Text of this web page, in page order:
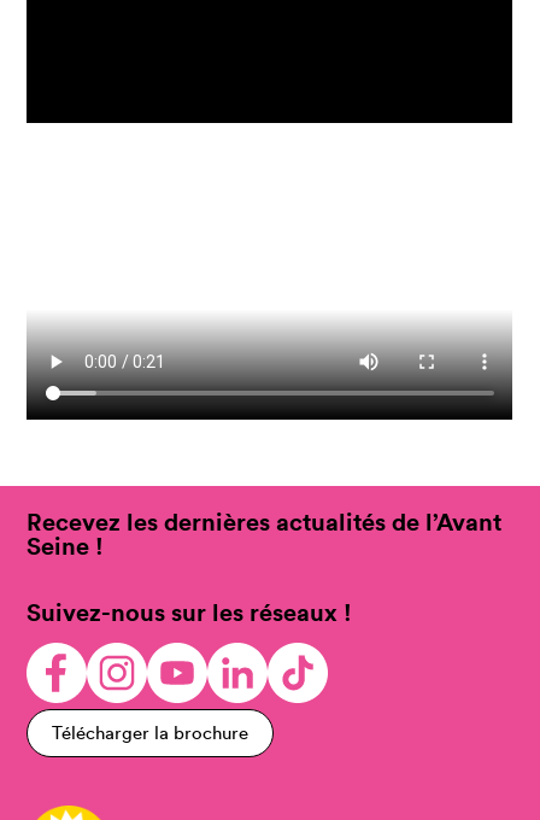
Recevez les dernières actualités de l’Avant
Seine !
Suivez-nous sur les réseaux !
Télécharger la brochure